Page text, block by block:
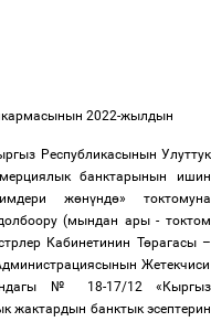
2022-жылдын
Республикасынын Улуттук
банктарынын ишин
жөнүндө» токтомуна
(мындан ары - токтом
Кабинетинин Төрагасы –
Жетекчиси
№ 18-17/12 «Кыргыз
жактардын банктык эсептерин